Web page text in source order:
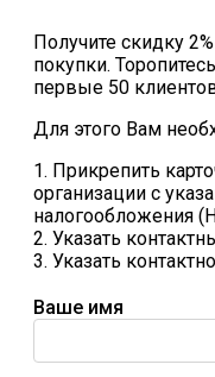
Получите скидку
покупки.
первые 50
Для этого Вам
1. Прикрепить
организации с
налогообложения
2. Указать
3. Указать
Ваше имя